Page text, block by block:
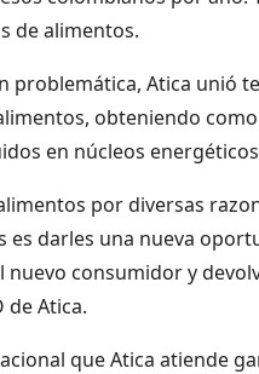
de alimentos.
problemática, Atica unió
obteniendo
en núcleos
por diversas
es darles una nueva
consumidor y
de Atica.
que Atica atiende